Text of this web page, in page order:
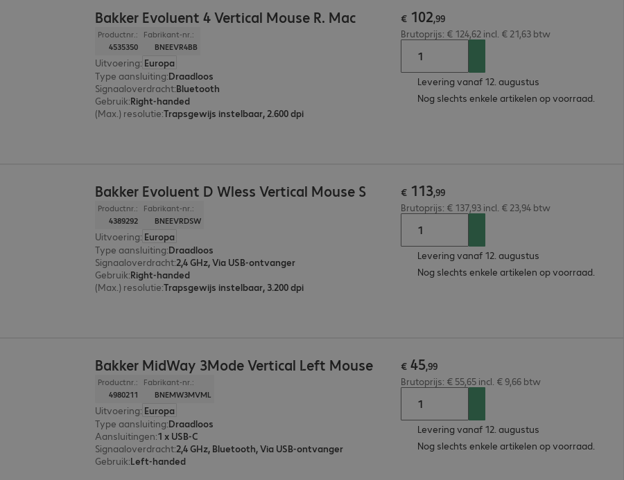
Bakker Evoluent 4 Vertical Mouse R. Mac
Productnr.:
4535350
Fabrikant-nr.:
BNEEVR4BB
Uitvoering: Europa
Type aansluiting:Draadloos
Signaaloverdracht:Bluetooth
Gebruik:Right-handed
(Max.) resolutie:Trapsgewijs instelbaar, 2.600 dpi
€ 102,99
Brutoprijs: € 124,62 incl. € 21,63 btw
Levering vanaf 12. augustus
Nog slechts enkele artikelen op voorraad.
Bakker Evoluent D Wless Vertical Mouse S
Productnr.:
4389292
Fabrikant-nr.:
BNEEVRDSW
Uitvoering: Europa
Type aansluiting:Draadloos
Signaaloverdracht:2,4 GHz, Via USB-ontvanger
Gebruik:Right-handed
(Max.) resolutie:Trapsgewijs instelbaar, 3.200 dpi
€ 113,99
Brutoprijs: € 137,93 incl. € 23,94 btw
Levering vanaf 12. augustus
Nog slechts enkele artikelen op voorraad.
Bakker MidWay 3Mode Vertical Left Mouse
Productnr.:
4980211
Fabrikant-nr.:
BNEMW3MVML
Uitvoering: Europa
Type aansluiting:Draadloos
Aansluitingen:1 x USB-C
Signaaloverdracht:2,4 GHz, Bluetooth, Via USB-ontvanger
Gebruik:Left-handed
€ 45,99
Brutoprijs: € 55,65 incl. € 9,66 btw
Levering vanaf 12. augustus
Nog slechts enkele artikelen op voorraad.